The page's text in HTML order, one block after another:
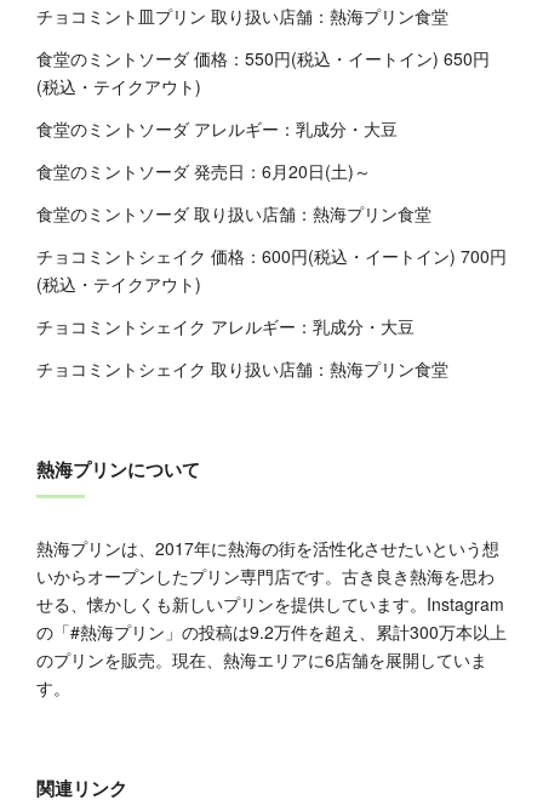
チョコミント皿プリン 取り扱い店舗：熱海プリン食堂
食堂のミントソーダ 価格：550円(税込・イートイン) 650円
(税込・テイクアウト)
食堂のミントソーダ アレルギー：乳成分・大豆
食堂のミントソーダ 発売日：6月20日(土)～
食堂のミントソーダ 取り扱い店舗：熱海プリン食堂
チョコミントシェイク 価格：600円(税込・イートイン) 700円
(税込・テイクアウト)
チョコミントシェイク アレルギー：乳成分・大豆
チョコミントシェイク 取り扱い店舗：熱海プリン食堂
熱海プリンについて
熱海プリンは、2017年に熱海の街を活性化させたいという想
いからオープンしたプリン専門店です。古き良き熱海を思わ
せる、懐かしくも新しいプリンを提供しています。Instagram
の「#熱海プリン」の投稿は9.2万件を超え、累計300万本以上
のプリンを販売。現在、熱海エリアに6店舗を展開していま
す。
関連リンク